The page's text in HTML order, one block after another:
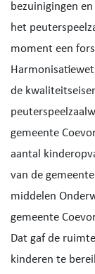
bezuinigingen
het
moment een
de
gemeente
aantal
van de
middelen
gemeente
Dat gaf de
kinderen te